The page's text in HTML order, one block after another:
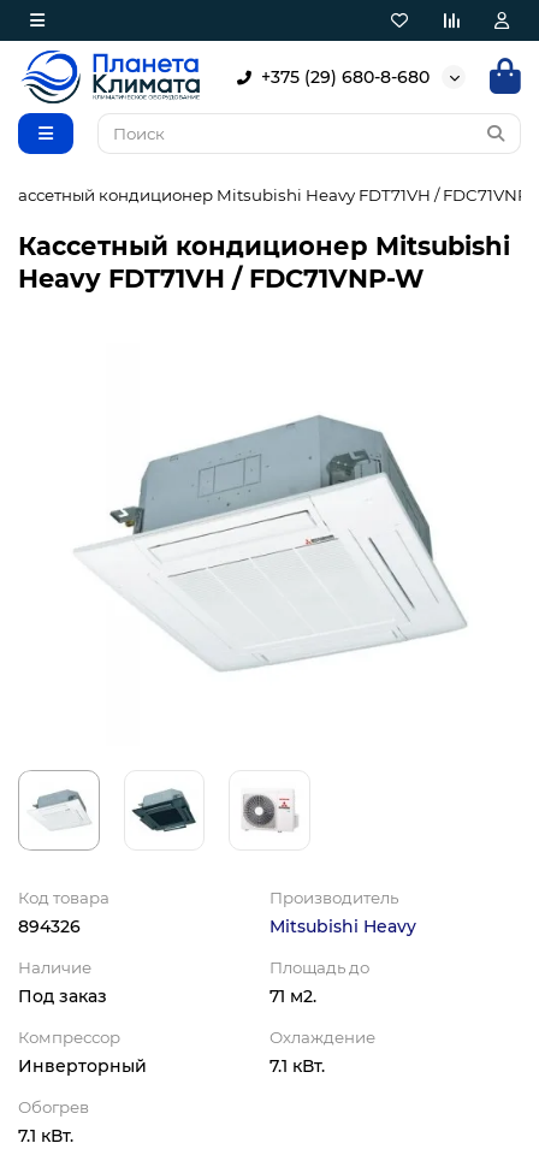
+375 (29) 680-8-680
Кассетный кондиционер Mitsubishi Heavy FDT71VH /
Кассетный кондиционер Mitsubishi
Heavy FDT71VH / FDC71VNP-W
Код товара
894326
Производитель
Mitsubishi Heavy
Наличие
Под заказ
Площадь до
71 м2.
Компрессор
Инверторный
Охлаждение
7.1 кВт.
Обогрев
7.1 кВт.